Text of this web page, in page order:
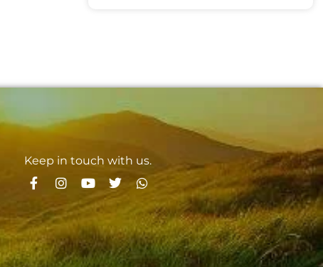
Keep in touch with us.